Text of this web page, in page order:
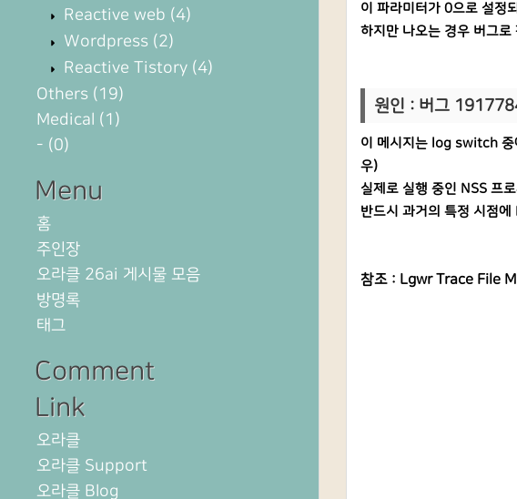
Reactive web (4)
Wordpress (2)
Reactive Tistory (4)
Others (19)
Medical (1)
- (0)
Menu
홈
주인장
오라클 26ai 게시물 모음
방명록
태그
Comment
Link
오라클
오라클 Support
오라클 Blog
이 파라미터가 0으로 설정
하지만 나오는 경우 버그로
원인 : 버그
이 메시지는 log switch
우)
실제로 실행 중인 NSS 프
반드시 과거의 특정 시점
참조 : Lgwr Trace File